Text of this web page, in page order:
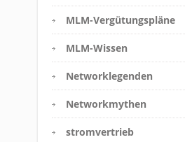
KATEGORIEN